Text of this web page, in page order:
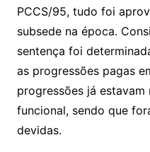
PCCS/95, tudo foi
subsede na época.
sentença foi
as progressões pagas
progressões já
funcional, sendo que
devidas.